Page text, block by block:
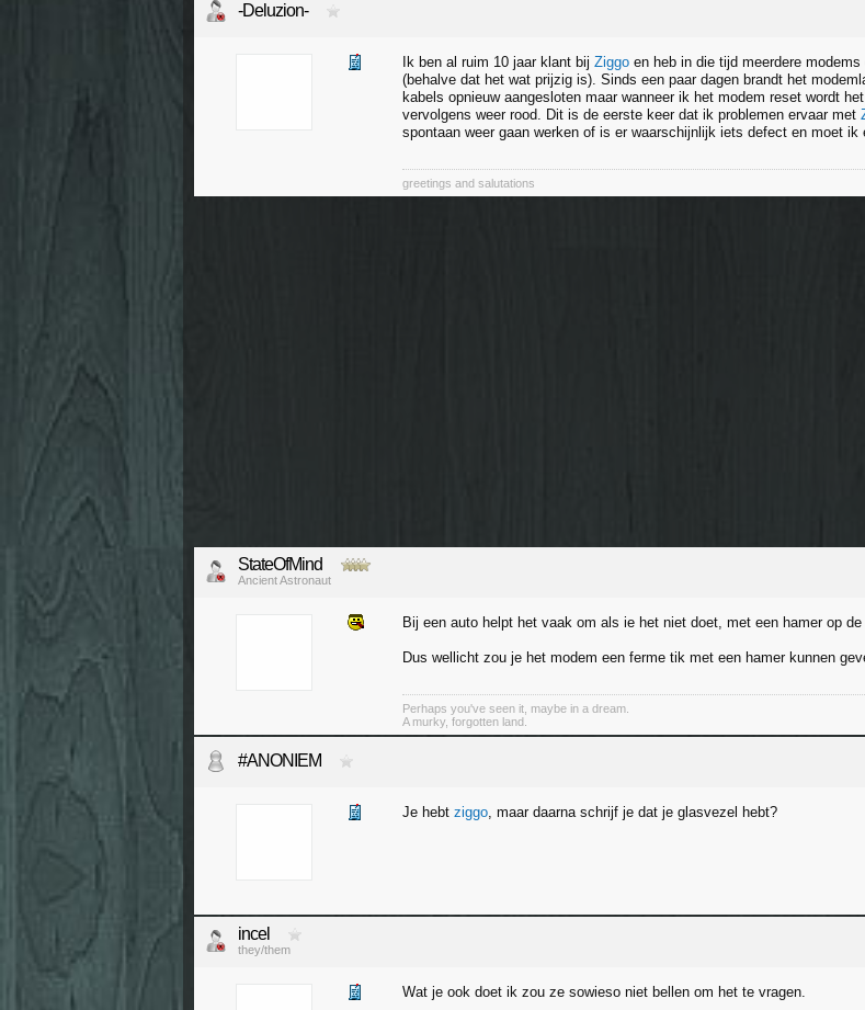
-Deluzion-
Ik ben al ruim 10 jaar klant bij Ziggo en heb in die tijd meerdere
(behalve dat het wat prijzig is). Sinds een paar dagen brandt het
kabels opnieuw aangesloten maar wanneer ik het modem reset wordt
vervolgens weer rood. Dit is de eerste keer dat ik problemen ervaar met
spontaan weer gaan werken of is er waarschijnlijk iets defect en moet ik
greetings and salutations
StateOfMind
Ancient Astronaut
Bij een auto helpt het vaak om als ie het niet doet, met een hamer op
Dus wellicht zou je het modem een ferme tik met een hamer kunnen
Perhaps you've seen it, maybe in a dream.
A murky, forgotten land.
#ANONIEM
Je hebt ziggo, maar daarna schrijf je dat je glasvezel hebt?
incel
they/them
Wat je ook doet ik zou ze sowieso niet bellen om het te vragen.